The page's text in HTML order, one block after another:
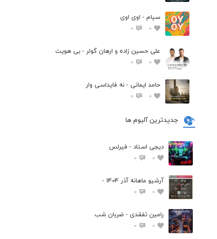
سیام - اوی اوی
0
0
علی حسین زاده و ارهان گولر - بی هویت
0
0
حامد ایمانی - نه فایداسی وار
0
0
جدیدترین آلبوم ها
دیجی استاد - فیرلس
0
0
آرشیو ماهانه آذر 1404 -
0
0
رامین تفقدی - ضربان شب
0
0